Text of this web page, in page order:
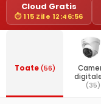
Cloud Gratis
⏱ 115 Zile 12:46:56
Toate(56)
(35)